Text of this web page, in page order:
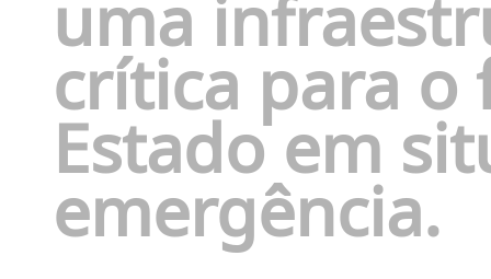
crítica para
Estado em
emergência.